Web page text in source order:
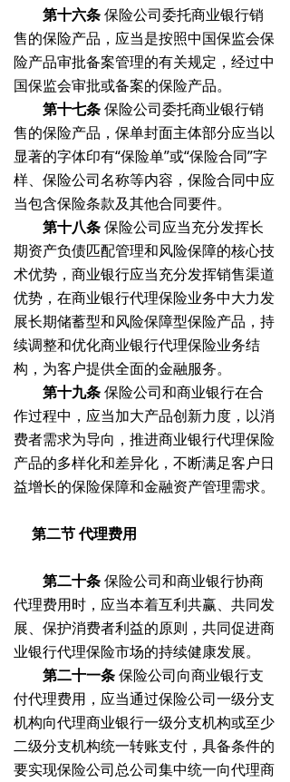
第十六条保险公司委托商业银行销
售的保险产品，应当是按照中国保监会保
险产品审批备案管理的有关规定，经过中
国保监会审批或备案的保险产品。
第十七条保险公司委托商业银行销
售的保险产品，保单封面主体部分应当以
显著的字体印有“保险单”或“保险合同”字
样、保险公司名称等内容，保险合同中应
当包含保险条款及其他合同要件。
第十八条保险公司应当充分发挥长
期资产负债匹配管理和风险保障的核心技
术优势，商业银行应当充分发挥销售渠道
优势，在商业银行代理保险业务中大力发
展长期储蓄型和风险保障型保险产品，持
续调整和优化商业银行代理保险业务结
构，为客户提供全面的金融服务。
第十九条保险公司和商业银行在合
作过程中，应当加大产品创新力度，以消
费者需求为导向，推进商业银行代理保险
产品的多样化和差异化，不断满足客户日
益增长的保险保障和金融资产管理需求。
第二节代理费用
第二十条保险公司和商业银行协商
代理费用时，应当本着互利共赢、共同发
展、保护消费者利益的原则，共同促进商
业银行代理保险市场的持续健康发展。
第二十一条保险公司向商业银行支
付代理费用，应当通过保险公司一级分支
机构向代理商业银行一级分支机构或至少
二级分支机构统一转账支付，具备条件的
要实现保险公司总公司集中统一向代理商